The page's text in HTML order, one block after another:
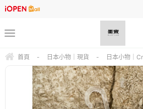
首頁 - 日本小物｜現貨 - 日本小物｜